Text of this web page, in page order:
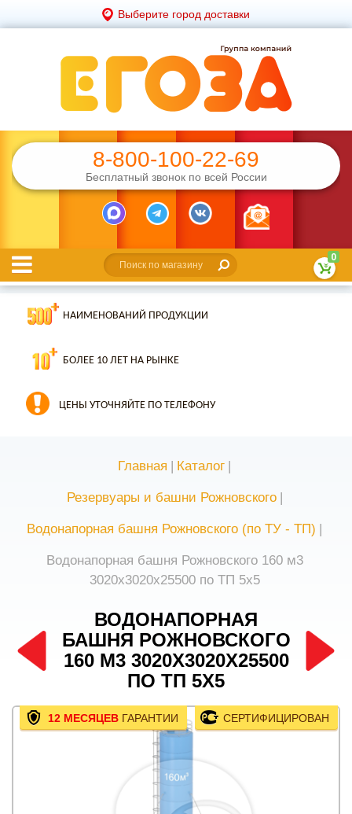
Выберите город доставки
8-800-100-22-69
Бесплатный звонок по всей России
0
НАИМЕНОВАНИЙ ПРОДУКЦИИ
БОЛЕЕ 10 ЛЕТ НА РЫНКЕ
ЦЕНЫ УТОЧНЯЙТЕ ПО ТЕЛЕФОНУ
Главная | Каталог |
Резервуары и башни Рожновского |
Водонапорная башня Рожновского (по ТУ - ТП) |
Водонапорная башня Рожновского 160 м3
3020х3020х25500 по ТП 5х5
ВОДОНАПОРНАЯ
БАШНЯ РОЖНОВСКОГО
160 М3 3020Х3020Х25500
ПО ТП 5Х5
12 МЕСЯЦЕВ ГАРАНТИИ СЕРТИФИЦИРОВАН